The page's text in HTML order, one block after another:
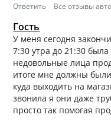
Ответить Все отзывы
Гость
У меня сегодня
7:30 утра до 21:30
недовольные лица
итоге мне должны
куда выходить на
звонила я они даже
просто так помогая